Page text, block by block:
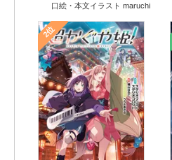
口絵・本文イラスト maruchi
2位